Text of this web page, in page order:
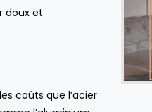
doux et
coûts que l’acier